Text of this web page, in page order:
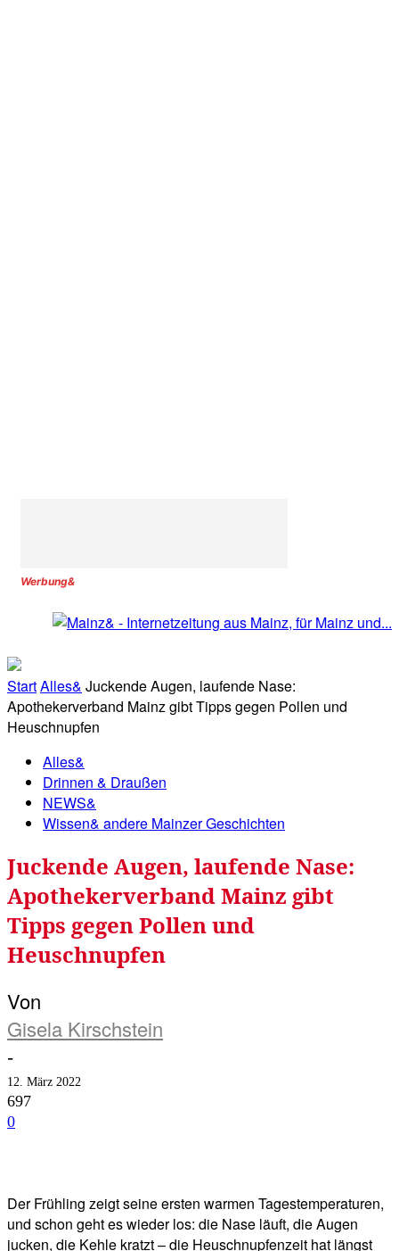
Werbung&
StartAlles& Juckende Augen, laufende Nase:
Apothekerverband Mainz gibt Tipps gegen Pollen und
Heuschnupfen
Alles&
Drinnen & Draußen
NEWS&
Wissen& andere Mainzer Geschichten
Juckende Augen, laufende Nase:
Apothekerverband Mainz gibt
Tipps gegen Pollen und
Heuschnupfen
Von
Gisela Kirschstein
-
12. März 2022
697
0
Der Frühling zeigt seine ersten warmen Tagestemperaturen,
und schon geht es wieder los: die Nase läuft, die Augen
jucken, die Kehle kratzt – die Heuschnupfenzeit hat längst